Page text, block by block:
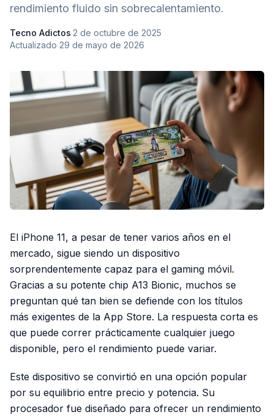
rendimiento fluido sin sobrecalentamiento.
Tecno Adictos·2 de octubre de 2025·
Actualizado 29 de mayo de 2026
El iPhone 11, a pesar de tener varios años en el
mercado, sigue siendo un dispositivo
sorprendentemente capaz para el gaming móvil.
Gracias a su potente chip A13 Bionic, muchos se
preguntan qué tan bien se defiende con los títulos
más exigentes de la App Store. La respuesta corta es
que puede correr prácticamente cualquier juego
disponible, pero el rendimiento puede variar.
Este dispositivo se convirtió en una opción popular
por su equilibrio entre precio y potencia. Su
procesador fue diseñado para ofrecer un rendimiento